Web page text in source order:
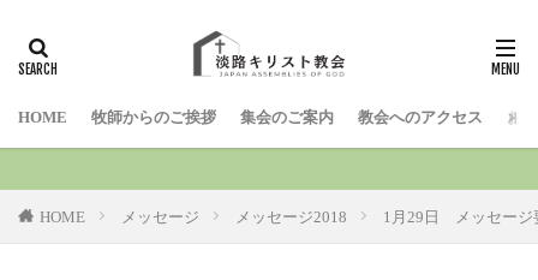
HOME 牧師からのご挨拶 集会のご案内 教会へのアクセス お
HOME メッセージ メッセージ2018 1月29日 メッセージ
検索